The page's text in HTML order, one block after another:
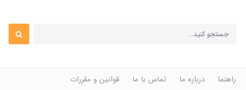
راهنما درباره ما تماس با ما قوانین و مقررات